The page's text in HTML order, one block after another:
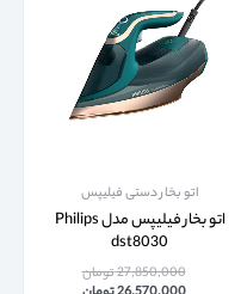
اتو بخار دستی فیلیپس
اتو بخار فیلیپس مدل Philips
dst8030
27,850,000تومان